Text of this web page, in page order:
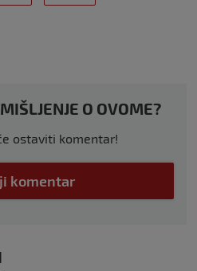
O OVOME?
ostaviti komentar!
komentar